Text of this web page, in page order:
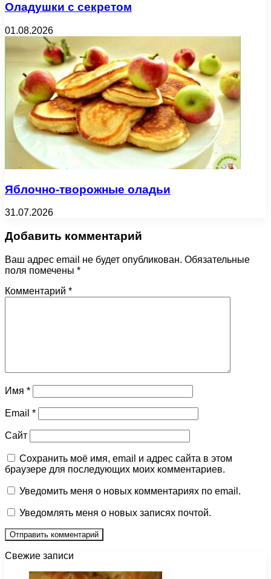
Оладушки с секретом
01.08.2026
Яблочно-творожные оладьи
31.07.2026
Добавить комментарий
Ваш адрес email не будет опубликован. Обязательные
поля помечены *
Комментарий *
Имя *
Email *
Сайт
Сохранить моё имя, email и адрес сайта в этом
браузере для последующих моих комментариев.
Уведомить меня о новых комментариях по email.
Уведомлять меня о новых записях почтой.
Свежие записи